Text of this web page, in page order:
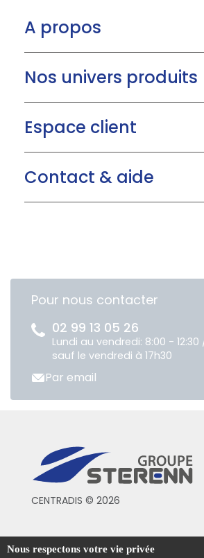
A propos
Nos univers produits
Espace client
Contact & aide
Pour nous contacter
02 99 13 05 26
Lundi au vendredi: 8:00 - 12:30
sauf le vendredi à 17h30
Par email
CENTRADIS © 2026
Conditions générales de vente
Nous respectons votre vie privée